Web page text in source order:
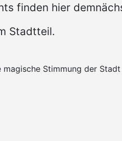
finden hier
Stadtteil.
Stimmung der